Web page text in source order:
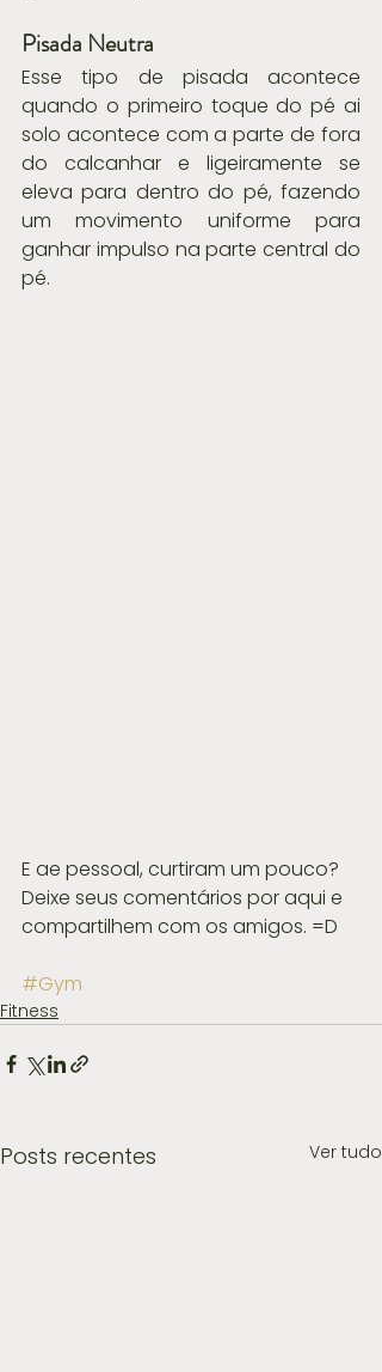
Pisada Neutra
Esse tipo de pisada acontece
quando o primeiro toque do pé ai
solo acontece com a parte de fora
do calcanhar e ligeiramente se
eleva para dentro do pé, fazendo
um movimento uniforme para
ganhar impulso na parte central do
pé.
E ae pessoal, curtiram um pouco?
Deixe seus comentários por aqui e
compartilhem com os amigos. =D
#Gym
Fitness
Posts recentes Ver tudo